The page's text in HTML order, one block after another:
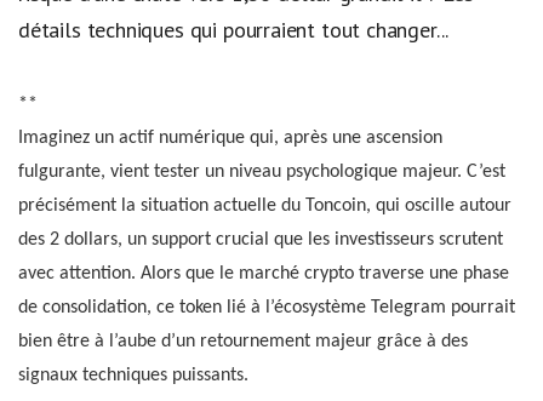
détails techniques qui pourraient tout changer...
**
Imaginez un actif numérique qui, après une ascension
fulgurante, vient tester un niveau psychologique majeur. C’est
précisément la situation actuelle du Toncoin, qui oscille autour
des 2 dollars, un support crucial que les investisseurs scrutent
avec attention. Alors que le marché crypto traverse une phase
de consolidation, ce token lié à l’écosystème Telegram pourrait
bien être à l’aube d’un retournement majeur grâce à des
signaux techniques puissants.